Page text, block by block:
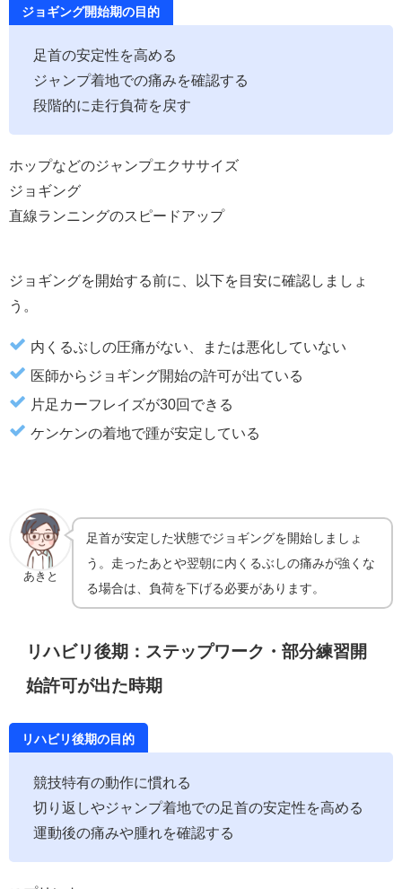
ジョギング開始期の目的
足首の安定性を高める
ジャンプ着地での痛みを確認する
段階的に走行負荷を戻す
ホップなどのジャンプエクササイズ
ジョギング
直線ランニングのスピードアップ
ジョギングを開始する前に、以下を目安に確認しましょ
う。
内くるぶしの圧痛がない、または悪化していない
医師からジョギング開始の許可が出ている
片足カーフレイズが30回できる
ケンケンの着地で踵が安定している
あきと
足首が安定した状態でジョギングを開始しましょ
う。走ったあとや翌朝に内くるぶしの痛みが強くな
る場合は、負荷を下げる必要があります。
リハビリ後期：ステップワーク・部分練習開
始許可が出た時期
リハビリ後期の目的
競技特有の動作に慣れる
切り返しやジャンプ着地での足首の安定性を高める
運動後の痛みや腫れを確認する